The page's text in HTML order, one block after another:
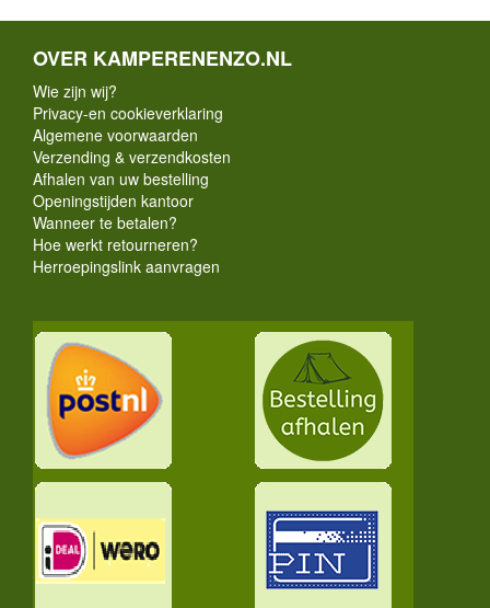
OVER KAMPERENENZO.NL
Wie zijn wij?
Privacy-en cookieverklaring
Algemene voorwaarden
Verzending & verzendkosten
Afhalen van uw bestelling
Openingstijden kantoor
Wanneer te betalen?
Hoe werkt retourneren?
Herroepingslink aanvragen